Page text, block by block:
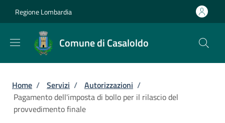
Regione Lombardia
Comune di Casaloldo
Briciole di pane
Home / Servizi / Autorizzazioni /
Pagamento dell'imposta di bollo per il rilascio del
provvedimento finale